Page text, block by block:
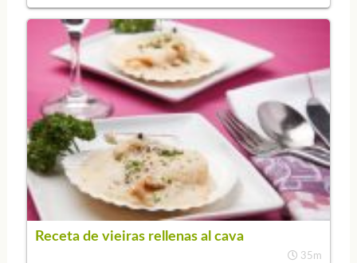
Receta de vieiras rellenas al cava
35m